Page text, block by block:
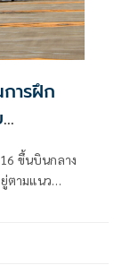
ารฝึก
ขึ้นบินกลาง
ตามแนว